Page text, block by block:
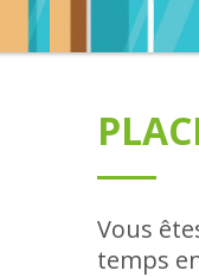
Vous
temps